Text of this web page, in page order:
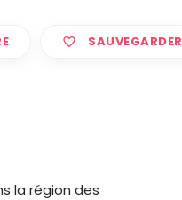
SAUVEGARDER
la région des